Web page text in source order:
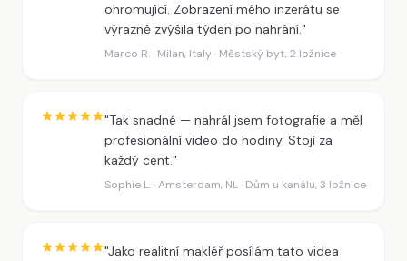
ohromující. Zobrazení mého inzerátu se
výrazně zvýšila týden po nahrání."
Marco R. · Milan, Italy · Městský byt, 2 ložnice
"Tak snadné — nahrál jsem fotografie a měl
profesionální video do hodiny. Stojí za
každý cent."
Sophie L. · Amsterdam, NL · Dům u kanálu, 3 ložnice
"Jako realitní makléř posílám tato videa